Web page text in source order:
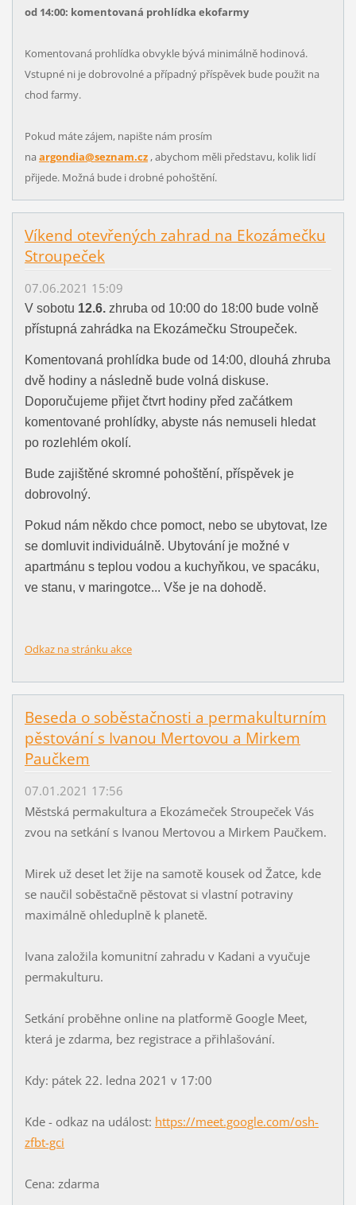
od 14:00: komentovaná prohlídka ekofarmy
Komentovaná prohlídka obvykle bývá minimálně hodinová.
Vstupné ni je dobrovolné a případný příspěvek bude použit na
chod farmy.
Pokud máte zájem, napište nám prosím
na argondia@seznam.cz, abychom měli představu, kolik lidí
přijede. Možná bude i drobné pohoštění.
Víkend otevřených zahrad na Ekozámečku
Stroupeček
07.06.2021 15:09
V sobotu 12.6.zhruba od 10:00 do 18:00 bude volně
přístupná zahrádka na Ekozámečku Stroupeček.
Komentovaná prohlídka bude od 14:00, dlouhá zhruba
dvě hodiny a následně bude volná diskuse.
Doporučujeme přijet čtvrt hodiny před začátkem
komentované prohlídky, abyste nás nemuseli hledat
po rozlehlém okolí.
Bude zajištěné skromné pohoštění, příspěvek je
dobrovolný.
Pokud nám někdo chce pomoct, nebo se ubytovat, lze
se domluvit individuálně. Ubytování je možné v
apartmánu s teplou vodou a kuchyňkou, ve spacáku,
ve stanu, v maringotce... Vše je na dohodě.
Odkaz na stránku akce
Beseda o soběstačnosti a permakulturním
pěstování s Ivanou Mertovou a Mirkem
Paučkem
07.01.2021 17:56
Městská permakultura a Ekozámeček Stroupeček Vás
zvou na setkání s Ivanou Mertovou a Mirkem Paučkem.
Mirek už deset let žije na samotě kousek od Žatce, kde
se naučil soběstačně pěstovat si vlastní potraviny
maximálně ohleduplně k planetě.
Ivana založila komunitní zahradu v Kadani a vyučuje
permakulturu.
Setkání proběhne online na platformě Google Meet,
která je zdarma, bez registrace a přihlašování.
Kdy: pátek 22. ledna 2021 v 17:00
Kde - odkaz na událost: https://meet.google.com/osh-
zfbt-gci
Cena: zdarma